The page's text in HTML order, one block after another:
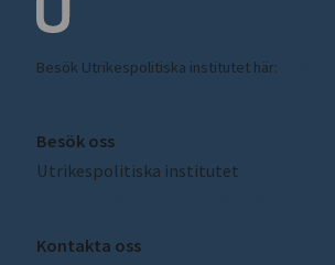
Besök Utrikespolitiska institutet här:
Besök oss
Utrikespolitiska institutet
Kontakta oss